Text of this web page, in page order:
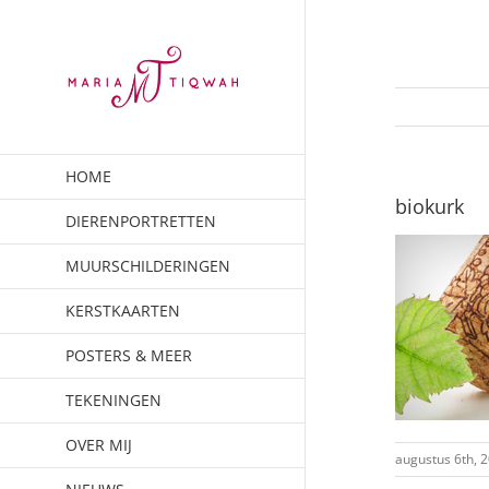
HOME
DIERENPORTRETTEN
MUURSCHILDERINGEN
KERSTKAARTEN
POSTERS & MEER
TEKENINGEN
OVER MIJ
biokurk
augustus 6th,